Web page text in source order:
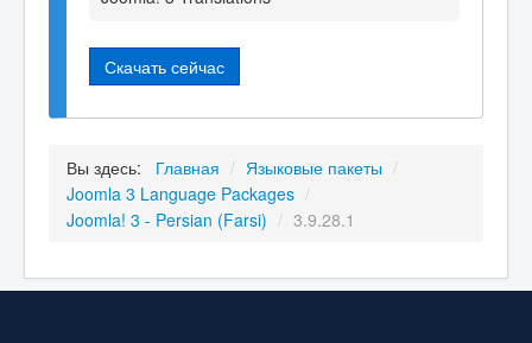
Скачать сейчас
Вы здесь: Главная / Языковые пакеты /
Joomla 3 Language Packages /
Joomla! 3 - Persian (Farsi) / 3.9.28.1